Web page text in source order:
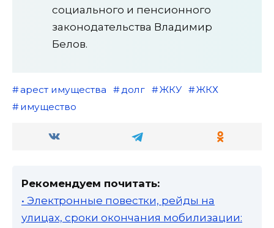
социального и пенсионного
законодательства Владимир
Белов.
арест имущества долг ЖКУ
ЖКХ
имущество
Рекомендуем почитать:
• Электронные повестки, рейды на
улицах, сроки окончания мобилизации: